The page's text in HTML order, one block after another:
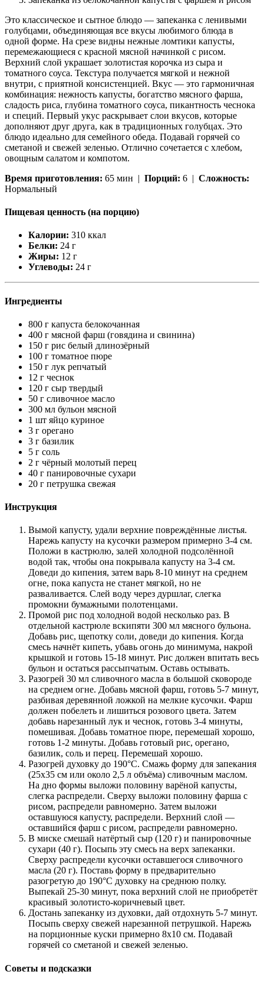
Это классическое и сытное блюдо — запеканка с ленивыми
голубцами, объединяющая все вкусы любимого блюда в
одной форме. На срезе видны нежные ломтики капусты,
перемежающиеся с красной мясной начинкой с рисом.
Верхний слой украшает золотистая корочка из сыра и
томатного соуса. Текстура получается мягкой и нежной
внутри, с приятной консистенцией. Вкус — это гармоничная
комбинация: нежность капусты, богатство мясного фарша,
сладость риса, глубина томатного соуса, пикантность чеснока
и специй. Первый укус раскрывает слои вкусов, которые
дополняют друг друга, как в традиционных голубцах. Это
блюдо идеально для семейного обеда. Подавай горячей со
сметаной и свежей зеленью. Отлично сочетается с хлебом,
овощным салатом и компотом.
Время приготовления: 65 мин | Порций: 6 | Сложность:
Нормальный
Пищевая ценность (на порцию)
Калории: 310 ккал
Белки: 24 г
Жиры: 12 г
Углеводы: 24 г
Ингредиенты
800 г капуста белокочанная
400 г мясной фарш (говядина и свинина)
150 г рис белый длинозёрный
100 г томатное пюре
150 г лук репчатый
12 г чеснок
120 г сыр твердый
50 г сливочное масло
300 мл бульон мясной
1 шт яйцо куриное
3 г орегано
3 г базилик
5 г соль
2 г чёрный молотый перец
40 г панировочные сухари
20 г петрушка свежая
Инструкция
Вымой капусту, удали верхние повреждённые листья.
Нарежь капусту на кусочки размером примерно 3-4 см.
Положи в кастрюлю, залей холодной подсолённой
водой так, чтобы она покрывала капусту на 3-4 см.
Доведи до кипения, затем варь 8-10 минут на среднем
огне, пока капуста не станет мягкой, но не
разваливается. Слей воду через дуршлаг, слегка
промокни бумажными полотенцами.
Промой рис под холодной водой несколько раз. В
отдельной кастрюле вскипяти 300 мл мясного бульона.
Добавь рис, щепотку соли, доведи до кипения. Когда
смесь начнёт кипеть, убавь огонь до минимума, накрой
крышкой и готовь 15-18 минут. Рис должен впитать весь
бульон и остаться рассыпчатым. Оставь остывать.
Разогрей 30 мл сливочного масла в большой сковороде
на среднем огне. Добавь мясной фарш, готовь 5-7 минут,
разбивая деревянной ложкой на мелкие кусочки. Фарш
должен побелеть и лишиться розового цвета. Затем
добавь нарезанный лук и чеснок, готовь 3-4 минуты,
помешивая. Добавь томатное пюре, перемешай хорошо,
готовь 1-2 минуты. Добавь готовый рис, орегано,
базилик, соль и перец. Перемешай хорошо.
Разогрей духовку до 190°C. Смажь форму для запекания
(25x35 см или около 2,5 л объёма) сливочным маслом.
На дно формы выложи половину варёной капусты,
слегка распредели. Сверху выложи половину фарша с
рисом, распредели равномерно. Затем выложи
оставшуюся капусту, распредели. Верхний слой —
оставшийся фарш с рисом, распредели равномерно.
В миске смешай натёртый сыр (120 г) и панировочные
сухари (40 г). Посыпь эту смесь на верх запеканки.
Сверху распредели кусочки оставшегося сливочного
масла (20 г). Поставь форму в предварительно
разогретую до 190°C духовку на среднюю полку.
Выпекай 25-30 минут, пока верхний слой не приобретёт
красивый золотисто-коричневый цвет.
Достань запеканку из духовки, дай отдохнуть 5-7 минут.
Посыпь сверху свежей нарезанной петрушкой. Нарежь
на порционные куски примерно 8x10 см. Подавай
горячей со сметаной и свежей зеленью.
Советы и подсказки